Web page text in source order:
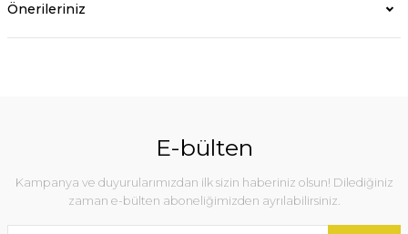
Önerileriniz
E-bülten
Kampanya ve duyurularımızdan ilk sizin haberiniz olsun! Dilediğiniz
zaman e-bülten aboneliğimizden ayrılabilirsiniz.